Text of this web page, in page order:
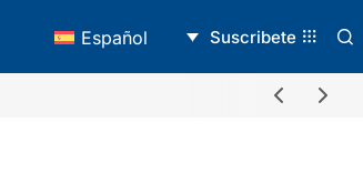
Español Suscribete